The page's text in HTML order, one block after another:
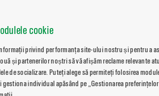
cookie
privind performanța site-ului nostru și pentru a
și partenerilor noștri să vă afișăm reclame relevante
de socializare. Puteți alege să permiteți folosirea
individual apăsând pe „Gestionarea